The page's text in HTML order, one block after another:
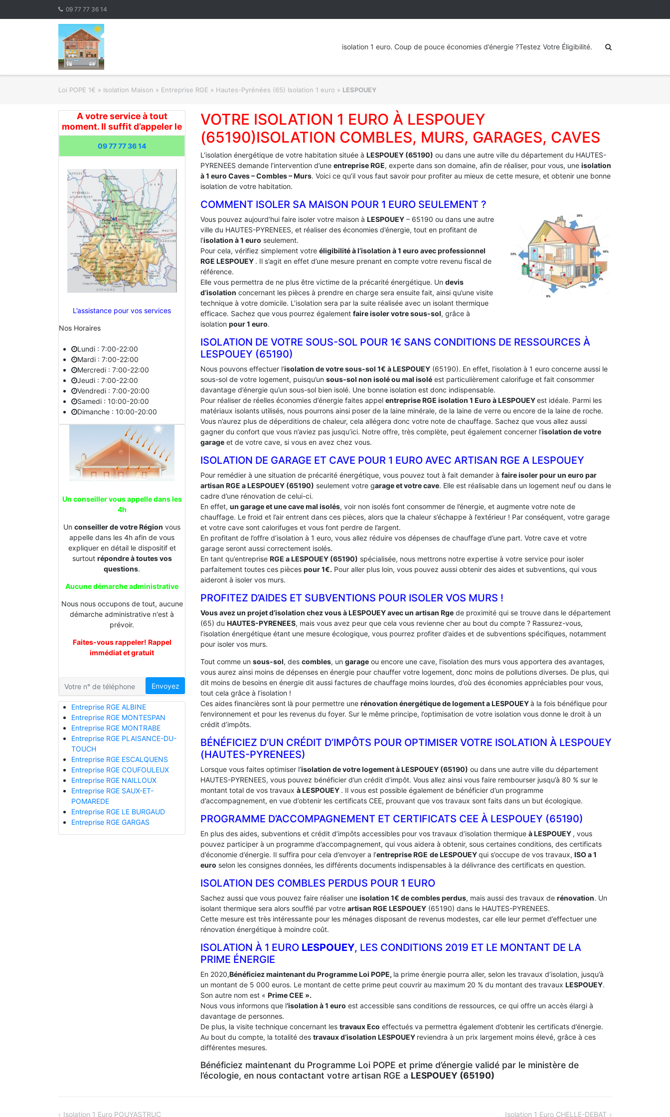
09 77 77 36 14
isolation 1 euro. Coup de pouce économies d’énergie ?Testez Votre Éligibilité.
Loi POPE 1€ » Isolation Maison » Entreprise RGE » Hautes-Pyrénées (65) Isolation 1 euro » LESPOUEY
A votre service à tout
moment. Il suffit d’appeler le
09 77 77 36 14
L’assistance pour vos services
Nos Horaires
Lundi : 7:00-22:00
Mardi : 7:00-22:00
Mercredi : 7:00-22:00
Jeudi : 7:00-22:00
Vendredi : 7:00-20:00
Samedi : 10:00-20:00
Dimanche : 10:00-20:00
Un conseiller vous appelle dans les
4h
Un conseiller de votre Région vous
appelle dans les 4h afin de vous
expliquer en détail le dispositif et
surtout répondre à toutes vos
questions.
Aucune démarche administrative
Nous nous occupons de tout, aucune
démarche administrative n'est à
prévoir.
Faites-vous rappeler! Rappel
immédiat et gratuit
Envoyez
Entreprise RGE ALBINE
Entreprise RGE MONTESPAN
Entreprise RGE MONTRABE
Entreprise RGE PLAISANCE-DU-
TOUCH
Entreprise RGE ESCALQUENS
Entreprise RGE COUFOULEUX
Entreprise RGE NAILLOUX
Entreprise RGE SAUX-ET-
POMAREDE
Entreprise RGE LE BURGAUD
Entreprise RGE GARGAS
VOTRE ISOLATION 1 EURO À LESPOUEY
(65190)ISOLATION COMBLES, MURS, GARAGES, CAVES
L’isolation énergétique de votre habitation située à LESPOUEY (65190) ou dans une autre ville du département du HAUTES-
PYRENEES demande l’intervention d’une entreprise RGE, experte dans son domaine, afin de réaliser, pour vous, une isolation
à 1 euro Caves – Combles – Murs. Voici ce qu’il vous faut savoir pour profiter au mieux de cette mesure, et obtenir une bonne
isolation de votre habitation.
COMMENT ISOLER SA MAISON POUR 1 EURO SEULEMENT ?
Vous pouvez aujourd’hui faire isoler votre maison à LESPOUEY – 65190 ou dans une autre
ville du HAUTES-PYRENEES, et réaliser des économies d’énergie, tout en profitant de
l’isolation à 1 euro seulement.
Pour cela, vérifiez simplement votre éligibilité à l’isolation à 1 euro avec professionnel
RGE LESPOUEY . Il s’agit en effet d’une mesure prenant en compte votre revenu fiscal de
référence.
Elle vous permettra de ne plus être victime de la précarité énergétique. Un devis
d’isolation concernant les pièces à prendre en charge sera ensuite fait, ainsi qu’une visite
technique à votre domicile. L’isolation sera par la suite réalisée avec un isolant thermique
efficace. Sachez que vous pourrez également faire isoler votre sous-sol, grâce à
isolation pour 1 euro.
ISOLATION DE VOTRE SOUS-SOL POUR 1€ SANS CONDITIONS DE RESSOURCES À
‎LESPOUEY (65190)
Nous pouvons effectuer l’isolation de votre sous-sol 1€ à LESPOUEY (65190). En effet, l’isolation à 1 euro concerne aussi le
sous-sol de votre logement, puisqu’un sous-sol non isolé ou mal isolé est particulièrement calorifuge et fait consommer
davantage d’énergie qu’un sous-sol bien isolé. Une bonne isolation est donc indispensable.
Pour réaliser de réelles économies d’énergie faites appel entreprise RGE isolation 1 Euro à LESPOUEYest idéale. Parmi les
matériaux isolants utilisés, nous pourrons ainsi poser de la laine minérale, de la laine de verre ou encore de la laine de roche.
Vous n’aurez plus de déperditions de chaleur, cela allégera donc votre note de chauffage. Sachez que vous allez aussi
gagner du confort que vous n’aviez pas jusqu’ici. Notre offre, très complète, peut également concerner l’isolation de votre
garage et de votre cave, si vous en avez chez vous.
ISOLATION DE GARAGE ET CAVE POUR 1 EURO AVEC ARTISAN RGE A LESPOUEY
Pour remédier à une situation de précarité énergétique, vous pouvez tout à fait demander à faire isoler pour un euro par
artisan RGE a LESPOUEY (65190) seulement votre garage et votre cave. Elle est réalisable dans un logement neuf ou dans le
cadre d’une rénovation de celui-ci.
En effet, un garage et une cave mal isolés, voir non isolés font consommer de l’énergie, et augmente votre note de
chauffage. Le froid et l’air entrent dans ces pièces, alors que la chaleur s’échappe à l’extérieur ! Par conséquent, votre garage
et votre cave sont calorifuges et vous font perdre de l’argent.
En profitant de l’offre d’isolation à 1 euro, vous allez réduire vos dépenses de chauffage d’une part. Votre cave et votre
garage seront aussi correctement isolés.
En tant qu’entreprise RGE a LESPOUEY (65190) spécialisée, nous mettrons notre expertise à votre service pour isoler
parfaitement toutes ces pièces pour 1€. Pour aller plus loin, vous pouvez aussi obtenir des aides et subventions, qui vous
aideront à isoler vos murs.
PROFITEZ D’AIDES ET SUBVENTIONS POUR ISOLER VOS MURS !
Vous avez un projet d’isolation chez vous à LESPOUEY avec un artisan Rge de proximité qui se trouve dans le département
(65) du HAUTES-PYRENEES, mais vous avez peur que cela vous revienne cher au bout du compte ? Rassurez-vous,
l’isolation énergétique étant une mesure écologique, vous pourrez profiter d’aides et de subventions spécifiques, notamment
pour isoler vos murs.
Tout comme un sous-sol, des combles, un garage ou encore une cave, l’isolation des murs vous apportera des avantages,
vous aurez ainsi moins de dépenses en énergie pour chauffer votre logement, donc moins de pollutions diverses. De plus, qui
dit moins de besoins en énergie dit aussi factures de chauffage moins lourdes, d’où des économies appréciables pour vous,
tout cela grâce à l’isolation !
Ces aides financières sont là pour permettre une rénovation énergétique de logement aLESPOUEYà la fois bénéfique pour
l’environnement et pour les revenus du foyer. Sur le même principe, l’optimisation de votre isolation vous donne le droit à un
crédit d’impôts.
BÉNÉFICIEZ D’UN CRÉDIT D’IMPÔTS POUR OPTIMISER VOTRE ISOLATION À ‎LESPOUEY
(HAUTES-PYRENEES)
Lorsque vous faites optimiser l’isolation de votre logement à LESPOUEY (65190) ou dans une autre ville du département
HAUTES-PYRENEES, vous pouvez bénéficier d’un crédit d’impôt. Vous allez ainsi vous faire rembourser jusqu’à 80 % sur le
montant total de vos travaux à LESPOUEY . Il vous est possible également de bénéficier d’un programme
d’accompagnement, en vue d’obtenir les certificats CEE, prouvant que vos travaux sont faits dans un but écologique.
PROGRAMME D’ACCOMPAGNEMENT ET CERTIFICATS CEE À ‎LESPOUEY (65190)
En plus des aides, subventions et crédit d’impôts accessibles pour vos travaux d’isolation thermique à LESPOUEY , vous
pouvez participer à un programme d’accompagnement, qui vous aidera à obtenir, sous certaines conditions, des certificats
d’économie d’énergie. Il suffira pour cela d’envoyer a l’entreprise RGE de LESPOUEYqui s’occupe de vos travaux, ISO a 1
euro selon les consignes données, les différents documents indispensables à la délivrance des certificats en question.
ISOLATION DES COMBLES PERDUS POUR 1 EURO
Sachez aussi que vous pouvez faire réaliser une isolation 1€ de combles perdus, mais aussi des travaux de rénovation. Un
isolant thermique sera alors soufflé par votre artisan RGE LESPOUEY (65190) dans le HAUTES-PYRENEES.
Cette mesure est très intéressante pour les ménages disposant de revenus modestes, car elle leur permet d’effectuer une
rénovation énergétique à moindre coût.
ISOLATION À 1 EURO LESPOUEY, LES CONDITIONS 2019 ET LE MONTANT DE LA
PRIME ÉNERGIE
En 2020,Bénéficiez maintenant du Programme Loi POPE, la prime énergie pourra aller, selon les travaux d’isolation, jusqu’à
un montant de 5 000 euros. Le montant de cette prime peut couvrir au maximum 20 % du montant des travaux LESPOUEY.
Son autre nom est « Prime CEE ».
Nous vous informons que l‘isolation à 1 euro est accessible sans conditions de ressources, ce qui offre un accès élargi à
davantage de personnes.
De plus, la visite technique concernant les travaux Eco effectués va permettra également d’obtenir les certificats d’énergie.
Au bout du compte, la totalité des travaux d’isolation LESPOUEY reviendra à un prix largement moins élevé, grâce à ces
différentes mesures.
Bénéficiez maintenant du Programme Loi POPE et prime d’énergie validé par le ministère de
l’écologie, en nous contactant votre artisan RGE a LESPOUEY (65190)
Isolation 1 Euro POUYASTRUC Isolation 1 Euro CHELLE-DEBAT